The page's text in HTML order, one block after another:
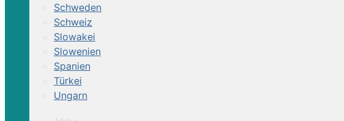
Schweden
Schweiz
Slowakei
Slowenien
Spanien
Türkei
Ungarn